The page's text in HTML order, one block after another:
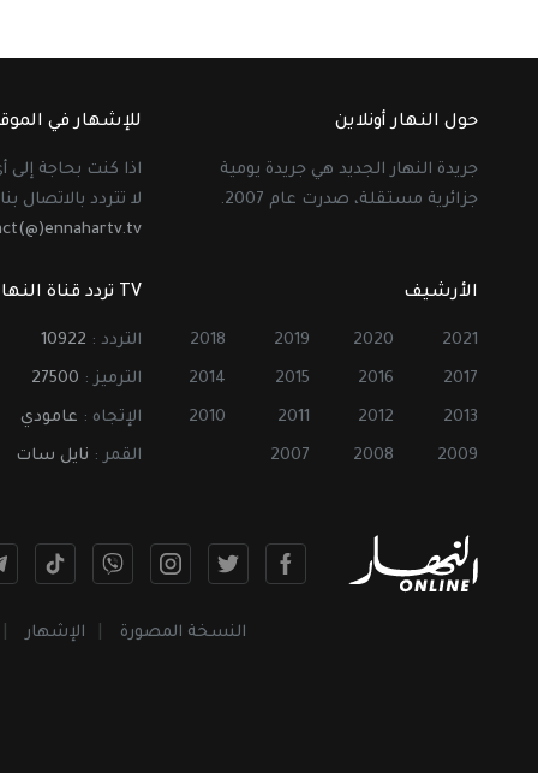
حول النهار أونلاين
جريدة النهار الجديد هي جريدة يومية
جزائرية مستقلة، صدرت عام 2007.
للإشهار في
اذا كنت بحاجة
لا تتردد بالاتصال
الأرشيف
2021
2020
2019
2018
2017
2016
2015
2014
2013
2012
2011
2010
2009
2008
2007
TV تردد قناة النهار
التردد : 10922
الترميز : 27500
الإتجاه : عامودي
القمر : نايل سات
النسخة المصورة الإشهار